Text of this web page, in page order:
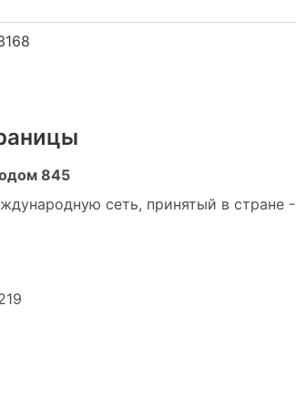
845
сеть, принятый в стране -